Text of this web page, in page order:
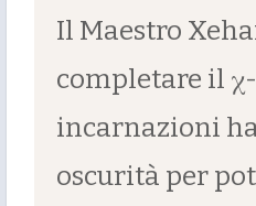
Il Maestro
completare il
incarnazioni
oscurità per